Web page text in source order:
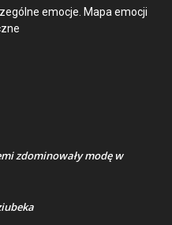
emocje. Mapa emocji
zdominowały modę w